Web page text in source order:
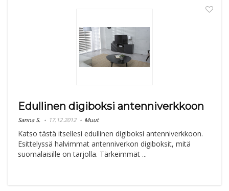
Edullinen digiboksi antenniverkkoon
Sanna S. 17.12.2012 Muut
Katso tästä itsellesi edullinen digiboksi antenniverkkoon.
Esittelyssä halvimmat antenniverkon digiboksit, mitä
suomalaisille on tarjolla. Tärkeimmät ...